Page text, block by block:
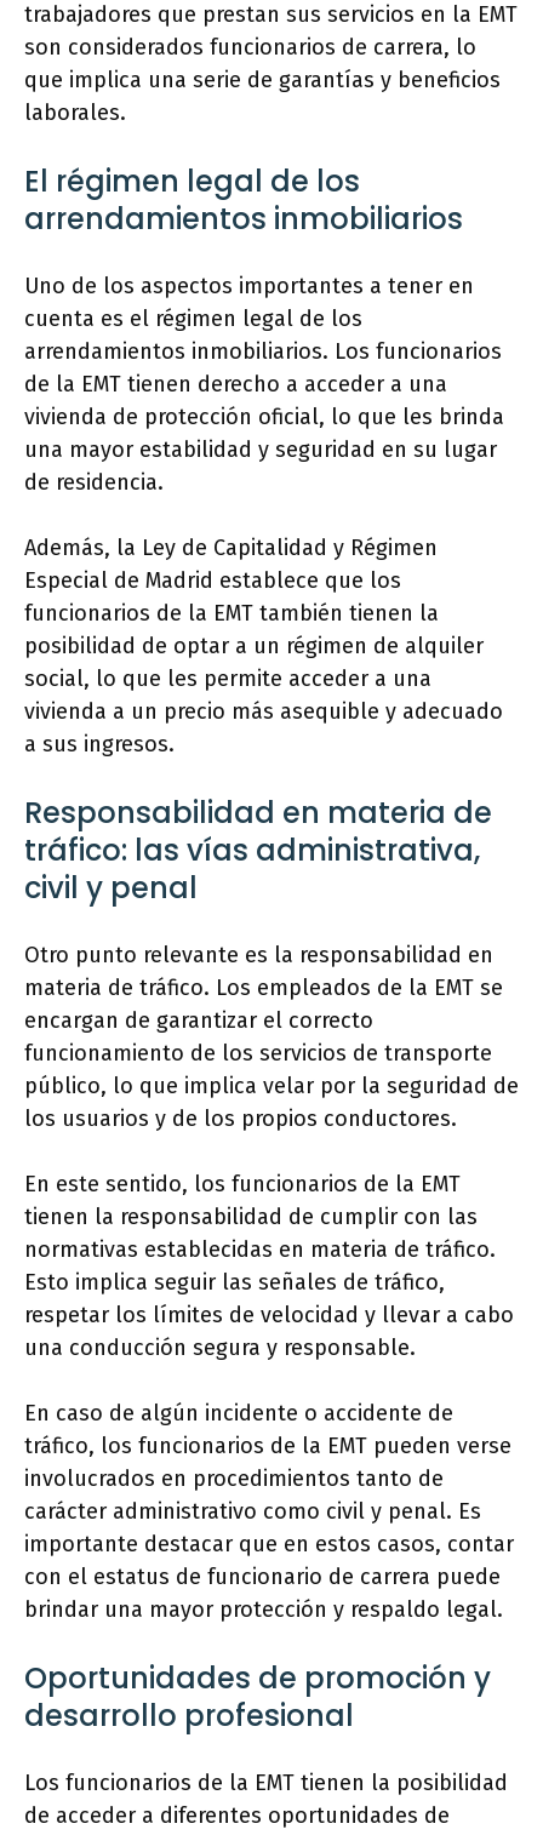
trabajadores que prestan sus servicios en la EMT
son considerados funcionarios de carrera, lo
que implica una serie de garantías y beneficios
laborales.
El régimen legal de los
arrendamientos inmobiliarios
Uno de los aspectos importantes a tener en
cuenta es el régimen legal de los
arrendamientos inmobiliarios. Los funcionarios
de la EMT tienen derecho a acceder a una
vivienda de protección oficial, lo que les brinda
una mayor estabilidad y seguridad en su lugar
de residencia.
Además, la Ley de Capitalidad y Régimen
Especial de Madrid establece que los
funcionarios de la EMT también tienen la
posibilidad de optar a un régimen de alquiler
social, lo que les permite acceder a una
vivienda a un precio más asequible y adecuado
a sus ingresos.
Responsabilidad en materia de
tráfico: las vías administrativa,
civil y penal
Otro punto relevante es la responsabilidad en
materia de tráfico. Los empleados de la EMT se
encargan de garantizar el correcto
funcionamiento de los servicios de transporte
público, lo que implica velar por la seguridad de
los usuarios y de los propios conductores.
En este sentido, los funcionarios de la EMT
tienen la responsabilidad de cumplir con las
normativas establecidas en materia de tráfico.
Esto implica seguir las señales de tráfico,
respetar los límites de velocidad y llevar a cabo
una conducción segura y responsable.
En caso de algún incidente o accidente de
tráfico, los funcionarios de la EMT pueden verse
involucrados en procedimientos tanto de
carácter administrativo como civil y penal. Es
importante destacar que en estos casos, contar
con el estatus de funcionario de carrera puede
brindar una mayor protección y respaldo legal.
Oportunidades de promoción y
desarrollo profesional
Los funcionarios de la EMT tienen la posibilidad
de acceder a diferentes oportunidades de